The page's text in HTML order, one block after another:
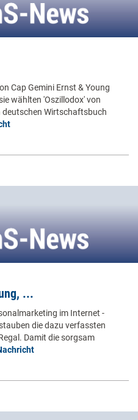
Cap Gemini Ernst & Young
wählten 'Oszillodox' von
Wirtschaftsbuch
...
im Internet -
die dazu verfassten
Damit die sorgsam